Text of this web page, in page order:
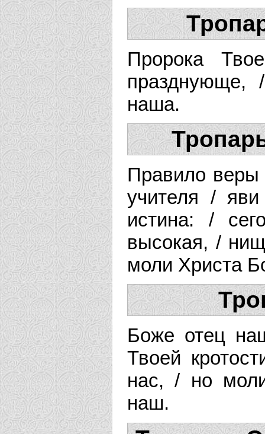
Пророка
наша.
Правило веры
учителя /
истина: /
высокая, /
моли Христа
Боже отец
Твоей
нас, / но
наш.